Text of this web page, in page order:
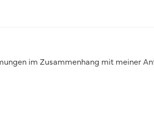
im Zusammenhang mit meiner